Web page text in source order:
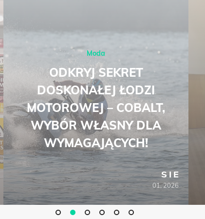
Moda
ODKRYJ SEKRET
DOSKONAŁEJ ŁODZI
MOTOROWEJ – COBALT,
WYBÓR WŁASNY DLA
WYMAGAJĄCYCH!
SIE
01, 2026